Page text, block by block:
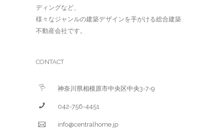
ディングなど、
様々なジャンルの建築デザインを手がける総合建築
不動産会社です。
CONTACT
神奈川県相模原市中央区中央3-7-9
042-756-4451
info@centralhome.jp